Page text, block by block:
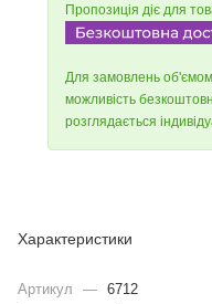
Пропозиція діє для
Для замовлень
можливість
розглядається
Характеристики
Артикул — 6712